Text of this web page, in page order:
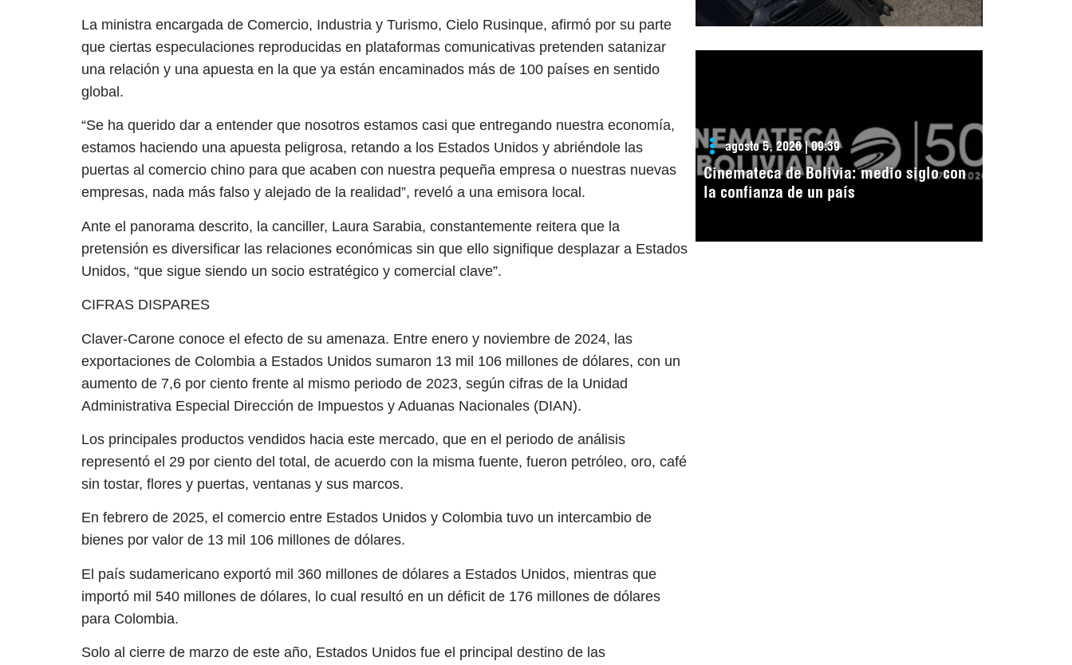
La ministra encargada de Comercio, Industria y Turismo, Cielo Rusinque, afirmó por su parte
que ciertas especulaciones reproducidas en plataformas comunicativas pretenden satanizar
una relación y una apuesta en la que ya están encaminados más de 100 países en sentido
global.
“Se ha querido dar a entender que nosotros estamos casi que entregando nuestra economía,
estamos haciendo una apuesta peligrosa, retando a los Estados Unidos y abriéndole las
puertas al comercio chino para que acaben con nuestra pequeña empresa o nuestras nuevas
empresas, nada más falso y alejado de la realidad”, reveló a una emisora local.
Ante el panorama descrito, la canciller, Laura Sarabia, constantemente reitera que la
pretensión es diversificar las relaciones económicas sin que ello signifique desplazar a Estados
Unidos, “que sigue siendo un socio estratégico y comercial clave”.
CIFRAS DISPARES
Claver-Carone conoce el efecto de su amenaza. Entre enero y noviembre de 2024, las
exportaciones de Colombia a Estados Unidos sumaron 13 mil 106 millones de dólares, con un
aumento de 7,6 por ciento frente al mismo periodo de 2023, según cifras de la Unidad
Administrativa Especial Dirección de Impuestos y Aduanas Nacionales (DIAN).
Los principales productos vendidos hacia este mercado, que en el periodo de análisis
representó el 29 por ciento del total, de acuerdo con la misma fuente, fueron petróleo, oro, café
sin tostar, flores y puertas, ventanas y sus marcos.
En febrero de 2025, el comercio entre Estados Unidos y Colombia tuvo un intercambio de
bienes por valor de 13 mil 106 millones de dólares.
El país sudamericano exportó mil 360 millones de dólares a Estados Unidos, mientras que
importó mil 540 millones de dólares, lo cual resultó en un déficit de 176 millones de dólares
para Colombia.
Solo al cierre de marzo de este año, Estados Unidos fue el principal destino de las
agosto 5, 2026 | 09:39
Cinemateca de Bolivia: medio siglo con
la confianza de un país